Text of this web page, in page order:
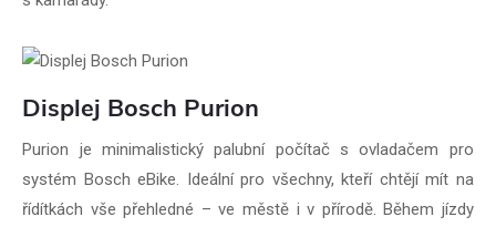
Displej Bosch Purion
Purion je minimalistický palubní počítač s ovladačem pro
systém Bosch eBike. Ideální pro všechny, kteří chtějí mít na
řídítkách vše přehledné – ve městě i v přírodě. Během jízdy